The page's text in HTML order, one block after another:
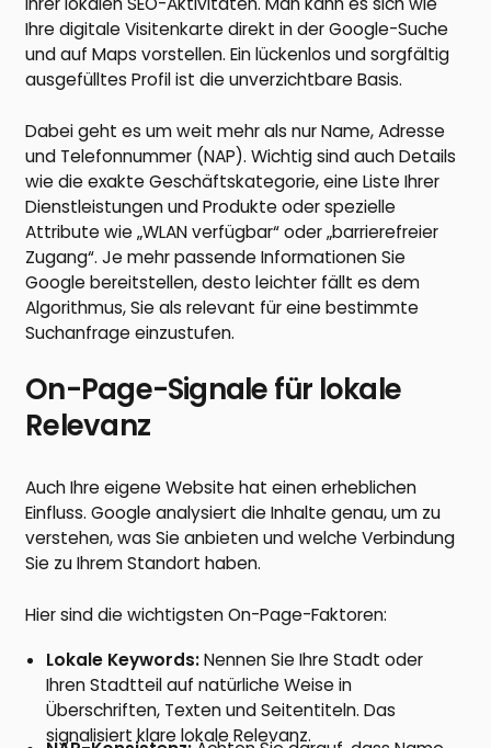
Ihre digitale Visitenkarte direkt in der Google-Suche
und auf Maps vorstellen. Ein lückenlos und sorgfältig
ausgefülltes Profil ist die unverzichtbare Basis.
Dabei geht es um weit mehr als nur Name, Adresse
und Telefonnummer (NAP). Wichtig sind auch Details
wie die exakte Geschäftskategorie, eine Liste Ihrer
Dienstleistungen und Produkte oder spezielle
Attribute wie „WLAN verfügbar“ oder „barrierefreier
Zugang“. Je mehr passende Informationen Sie
Google bereitstellen, desto leichter fällt es dem
Algorithmus, Sie als relevant für eine bestimmte
Suchanfrage einzustufen.
On-Page-Signale für lokale
Relevanz
Auch Ihre eigene Website hat einen erheblichen
Einfluss. Google analysiert die Inhalte genau, um zu
verstehen, was Sie anbieten und welche Verbindung
Sie zu Ihrem Standort haben.
Hier sind die wichtigsten On-Page-Faktoren:
Lokale Keywords:Nennen Sie Ihre Stadt oder
Ihren Stadtteil auf natürliche Weise in
Überschriften, Texten und Seitentiteln. Das
signalisiert klare lokale Relevanz.